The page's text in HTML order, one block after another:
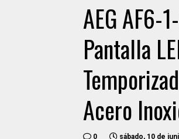
AEG AF6-
Pantalla
Acero
0 sábado, 10 de